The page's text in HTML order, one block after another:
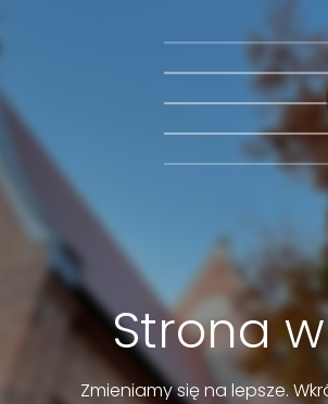
Strona
Zmieniamy się na lepsze.